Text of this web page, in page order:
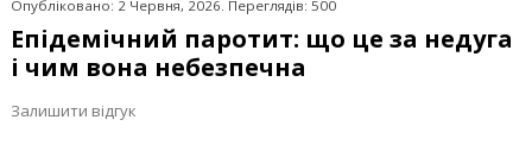
Опубліковано: 2 Червня, 2026. Переглядів: 500
Епідемічний паротит: що це за недуга
і чим вона небезпечна
Залишити відгук